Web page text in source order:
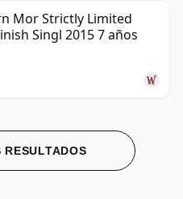
Mor Strictly Limited
Singl 2015 7 años